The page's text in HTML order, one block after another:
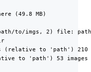
(49.8 MB)
to/imgs, 2) file:
(relative to 'path') 210
to 'path') 53 images